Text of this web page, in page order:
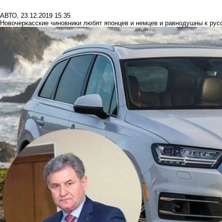
АВТО, 23.12.2019 15:35
Новочеркасские чиновники любят японцев и немцев и равнодушны к